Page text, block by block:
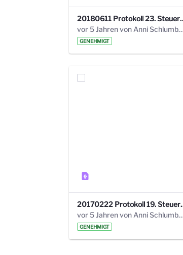
20180611
vor 5 Jahren von
GENEHMIGT
20170222
vor 5 Jahren von
GENEHMIGT